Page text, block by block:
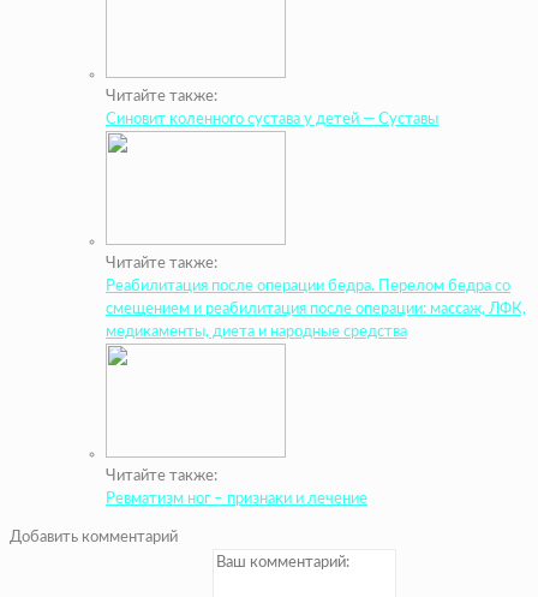
Читайте также:
Синовит коленного сустава у детей — Суставы
Читайте также:
Реабилитация после операции бедра. Перелом бедра со
смещением и реабилитация после операции: массаж, ЛФК,
медикаменты, диета и народные средства
Читайте также:
Ревматизм ног – признаки и лечение
Добавить комментарий